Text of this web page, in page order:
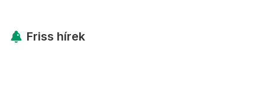
Friss hírek